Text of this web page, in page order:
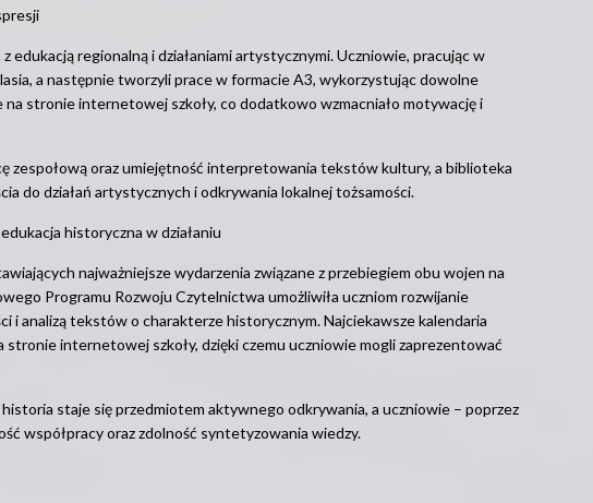
edukacją regionalną i działaniami artystycznymi. Uczniowie, pracując w
a następnie tworzyli prace w formacie A3, wykorzystując dowolne
stronie internetowej szkoły, co dodatkowo wzmacniało motywację i
zespołową oraz umiejętność interpretowania tekstów kultury, a biblioteka
do działań artystycznych i odkrywania lokalnej tożsamości.
historyczna w działaniu
najważniejsze wydarzenia związane z przebiegiem obu wojen na
Programu Rozwoju Czytelnictwa umożliwiła uczniom rozwijanie
i analizą tekstów o charakterze historycznym. Najciekawsze kalendaria
internetowej szkoły, dzięki czemu uczniowie mogli zaprezentować
staje się przedmiotem aktywnego odkrywania, a uczniowie – poprzez
współpracy oraz zdolność syntetyzowania wiedzy.